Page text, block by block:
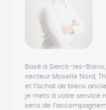
Basé à Sierck-les-
secteur Moselle Nord,
et l’achat de biens
je mets à votre service
sens de